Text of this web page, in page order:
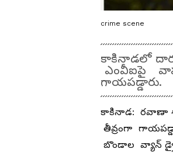
crime scene
కాకినాడలో
ఎంవీఐపై
గాయపడ్డారు.
కాకినాడ: రవాణా
తీవ్రంగా
బొండాల వ్యాన్